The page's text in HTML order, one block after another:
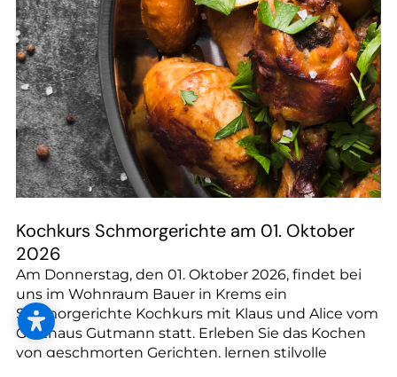
Kochkurs Schmorgerichte am 01. Oktober
2026
Am Donnerstag, den 01. Oktober 2026, findet bei
uns im Wohnraum Bauer in Krems ein
Schmorgerichte Kochkurs mit Klaus und Alice vom
Gasthaus Gutmann statt. Erleben Sie das Kochen
von geschmorten Gerichten, lernen stilvolle